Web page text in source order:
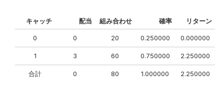
キャッチ 配当 組み合わせ 確率 リターン
0 0 20 0.250000 0.000000
1 3 60 0.750000 2.250000
合計 0 80 1.000000 2.250000